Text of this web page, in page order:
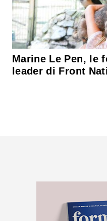
Marine Le Pen, le
leader di Front